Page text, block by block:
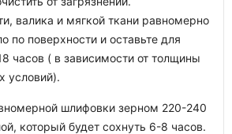
валика и мягкой ткани равномерно
по поверхности и оставьте для
часов ( в зависимости от толщины
условий).
шлифовки зерном 220-240
который будет сохнуть 6-8 часов.